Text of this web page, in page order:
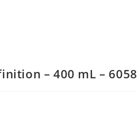
– 400 mL – 6058